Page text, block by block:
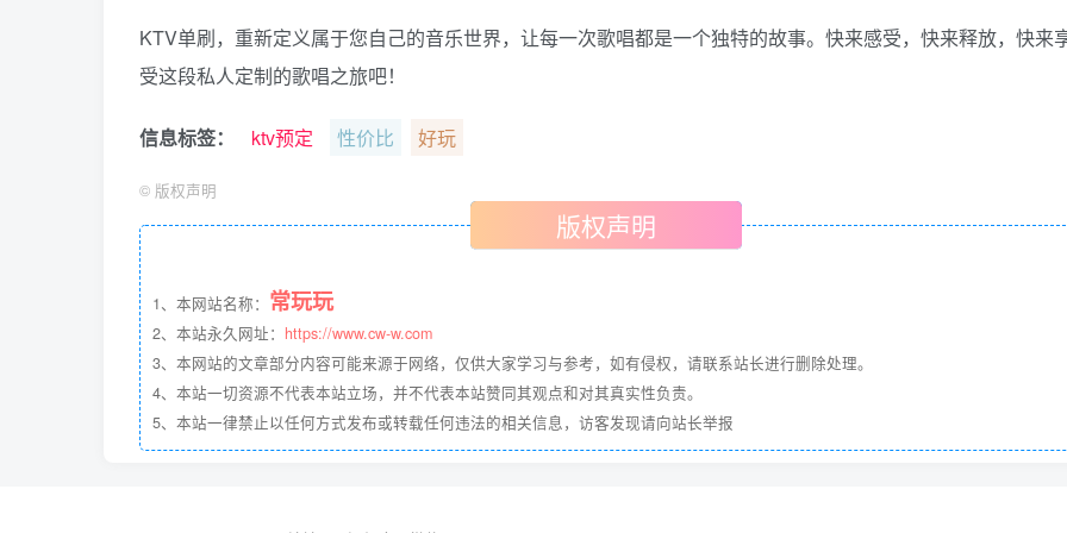
KTV单刷，重新定义属于您自己的音乐世界，让每一次歌唱都是一个独特的故事。快来感受，快来释放，快来
受这段私人定制的歌唱之旅吧！
信息标签： ktv预定 性价比 好玩
© 版权声明
版权声明
1、本网站名称： 常玩玩
2、本站永久网址： https://www.cw-w.com
3、本网站的文章部分内容可能来源于网络，仅供大家学习与参考，如有侵权，请联系站长进行删除处理。
4、本站一切资源不代表本站立场，并不代表本站赞同其观点和对其真实性负责。
5、本站一律禁止以任何方式发布或转载任何违法的相关信息，访客发现请向站长举报